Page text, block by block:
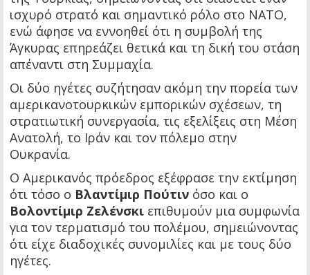
ισχυρό στρατό και σημαντικό ρόλο στο ΝΑΤΟ,
ενώ άφησε να εννοηθεί ότι η συμβολή της
Άγκυρας επηρεάζει θετικά και τη δική του στάση
απέναντι στη Συμμαχία.
Οι δύο ηγέτες συζήτησαν ακόμη την πορεία των
αμερικανοτουρκικών εμπορικών σχέσεων, τη
στρατιωτική συνεργασία, τις εξελίξεις στη Μέση
Ανατολή, το Ιράν και τον πόλεμο στην
Ουκρανία.
Ο Αμερικανός πρόεδρος εξέφρασε την εκτίμηση
ότι τόσο ο Βλαντίμιρ Πούτιν όσο και ο
Βολοντίμιρ Ζελένσκι επιθυμούν μια συμφωνία
για τον τερματισμό του πολέμου, σημειώνοντας
ότι είχε διαδοχικές συνομιλίες και με τους δύο
ηγέτες.